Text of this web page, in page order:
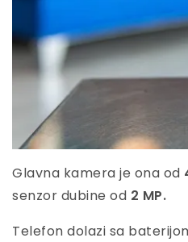
Glavna kamera je ona od
senzor dubine od 2 MP.
Telefon dolazi sa